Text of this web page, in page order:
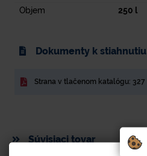
Objem
250 l
Dokumenty k stiahnutiu
Strana v tlačenom katalógu: 327
Súvisiaci tovar